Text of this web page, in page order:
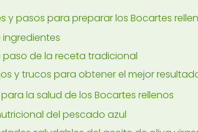
y pasos para preparar los Bocartes
ingredientes
paso de la receta tradicional
y trucos para obtener el mejor
la salud de los Bocartes rellenos
del pescado azul